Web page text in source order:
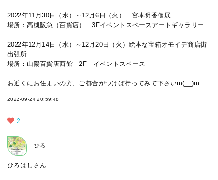
2022年11月30日（水）～12月6日（火） 宮本明香個展
場所：高槻阪急（百貨店） 3Fイベントスペースアートギャラリー
2022年12月14日（水）～12月20日（火）絵本な宝箱オモイデ商店街
出張所
場所：山陽百貨店西館 2F イベントスペース
お近くにお住まいの方、ご都合がつけば行ってみて下さいm(__)m
2022-09-24 20:59:48
2
ひろ
ひろはしさん